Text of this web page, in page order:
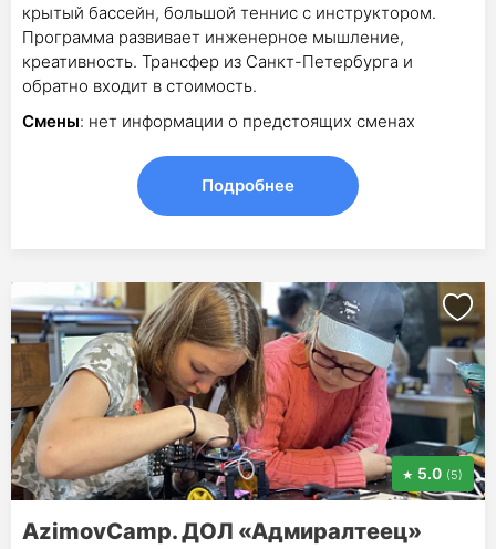
крытый бассейн, большой теннис с инструктором.
Программа развивает инженерное мышление,
креативность. Трансфер из Санкт-Петербурга и
обратно входит в стоимость.
Смены: нет информации о предстоящих сменах
Подробнее
5.0 (5)
AzimovCamp. ДОЛ «Адмиралтеец»